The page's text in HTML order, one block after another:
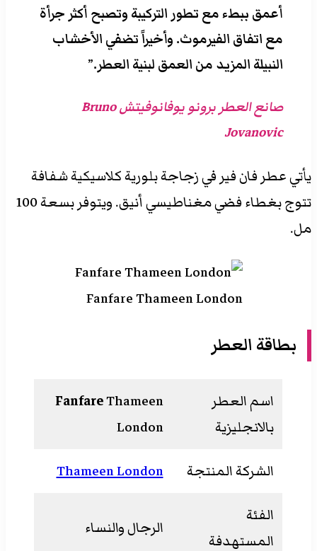
أعمق ببطء مع تطور التركيبة وتصبح أكثر جرأة
مع اتفاق الفيرموث. وأخيراً تضفي الأخشاب
النبيلة المزيد من العمق لبنية العطر.”
صانع العطر برونو يوفانوفيتش Bruno
Jovanovic
يأتي عطر فان فير في زجاجة بلورية كلاسيكية شفافة
تتوج بغطاء فضي مغناطيسي أنيق. ويتوفر بسعة 100
مل.
Fanfare Thameen London
بطاقة العطر
اسم العطر
بالانجليزية
FanfareThameen
London
الشركة المنتجة Thameen London
الفئة
المستهدفة
الرجال والنساء